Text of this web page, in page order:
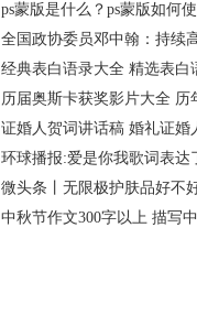
ps蒙版是什么？ps蒙版如何
全国政协委员邓中翰：持续
经典表白语录大全 精选表白
历届奥斯卡获奖影片大全 历
证婚人贺词讲话稿 婚礼证婚
环球播报:爱是你我歌词表达
微头条丨无限极护肤品好不
中秋节作文300字以上 描写